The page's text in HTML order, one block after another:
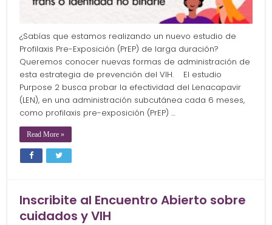
¿Sabías que estamos realizando un nuevo estudio de
Profilaxis Pre-Exposición (PrEP) de larga duración?
Queremos conocer nuevas formas de administración de
esta estrategia de prevención del VIH. El estudio
Purpose 2 busca probar la efectividad del Lenacapavir
(LEN), en una administración subcutánea cada 6 meses,
como profilaxis pre-exposición (PrEP) …
Read More »
Inscribite al Encuentro Abierto sobre
cuidados y VIH